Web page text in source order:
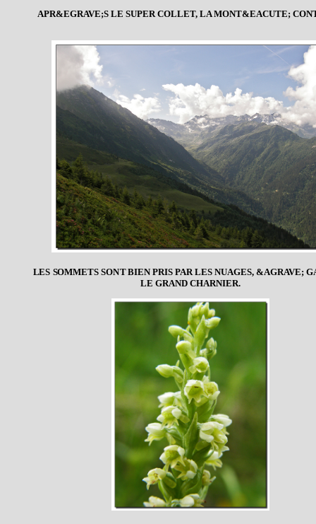
APR&EGRAVE;S LE SUPER COLLET, LA MONT&EACUTE;
LES SOMMETS SONT BIEN PRIS PAR LES NUAGES, &AGRAVE;
LE GRAND CHARNIER.